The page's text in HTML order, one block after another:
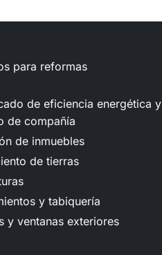
para reformas
de eficiencia energética y
de compañía
de inmuebles
de tierras
y tabiquería
y ventanas exteriores